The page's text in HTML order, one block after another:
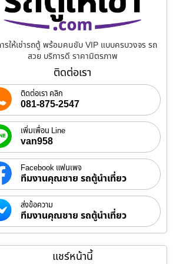
รให้เช่ารถตู้ พร้อมคนขับ VIP แบบครบวงจร รถ
สวย บริการดี ราคามิตรภาพ
ติดต่อเรา
ติดต่อเรา คลิก
081-875-2547
เพิ่มเพื่อน Line
van958
Facebook แฟนเพจ
ทีมงานคุณชาย รถตู้นำเที่ยว
ส่งข้อความ
ทีมงานคุณชาย รถตู้นำเที่ยว
แชร์หน้านี้